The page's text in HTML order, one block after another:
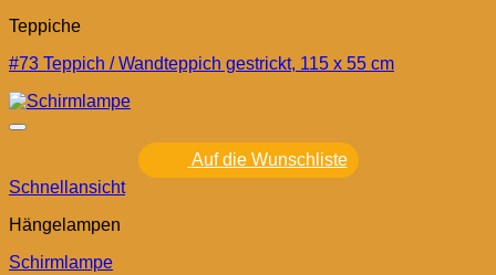
Teppiche
#73 Teppich / Wandteppich gestrickt, 115 x 55 cm
Auf die Wunschliste
Schnellansicht
Hängelampen
Schirmlampe